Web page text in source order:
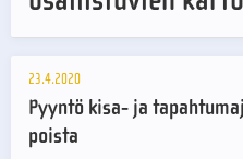
23.4.2020
Pyyntö kisa- ja
poista